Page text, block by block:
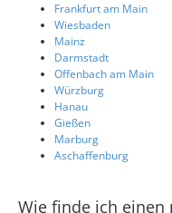
Frankfurt am Main
Wiesbaden
Mainz
Darmstadt
Offenbach am Main
Würzburg
Hanau
Gießen
Marburg
Aschaffenburg
Wie finde ich einen